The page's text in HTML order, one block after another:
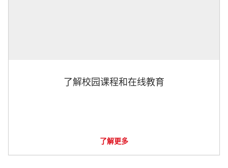
了解校园课程和在线教育
了解更多